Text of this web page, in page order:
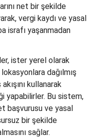
net bir şekilde
vergi kaydı ve yasal
israfı yaşanmadan
ister yerel olarak
dağılmış
kullanarak
yapabilirler. Bu sistem,
başvurusu ve yasal
bir şekilde
sağlar.